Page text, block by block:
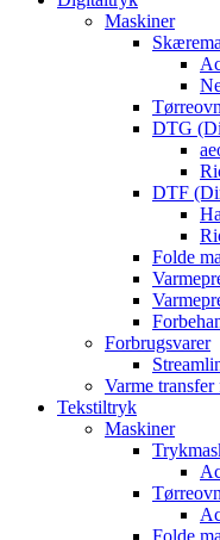
Maskiner
DTG
DTF
Folde
Forbrugsvarer
Varme
Tekstiltryk
Maskiner
Folde